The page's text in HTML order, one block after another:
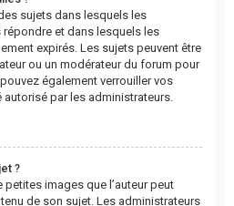
sujets dans lesquels les
et dans lesquels les
expirés. Les sujets peuvent être
ou un modérateur du forum pour
également verrouiller vos
par les administrateurs.
?
images que l’auteur peut
de son sujet. Les administrateurs